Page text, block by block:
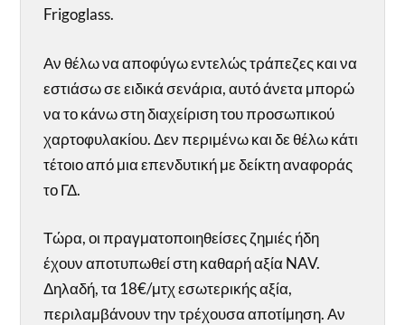
Frigoglass.
Αν θέλω να αποφύγω εντελώς τράπεζες και να
εστιάσω σε ειδικά σενάρια, αυτό άνετα μπορώ
να το κάνω στη διαχείριση του προσωπικού
χαρτοφυλακίου. Δεν περιμένω και δε θέλω κάτι
τέτοιο από μια επενδυτική με δείκτη αναφοράς
το ΓΔ.
Τώρα, οι πραγματοποιηθείσες ζημιές ήδη
έχουν αποτυπωθεί στη καθαρή αξία NAV.
Δηλαδή, τα 18€/μτχ εσωτερικής αξία,
περιλαμβάνουν την τρέχουσα αποτίμηση. Αν